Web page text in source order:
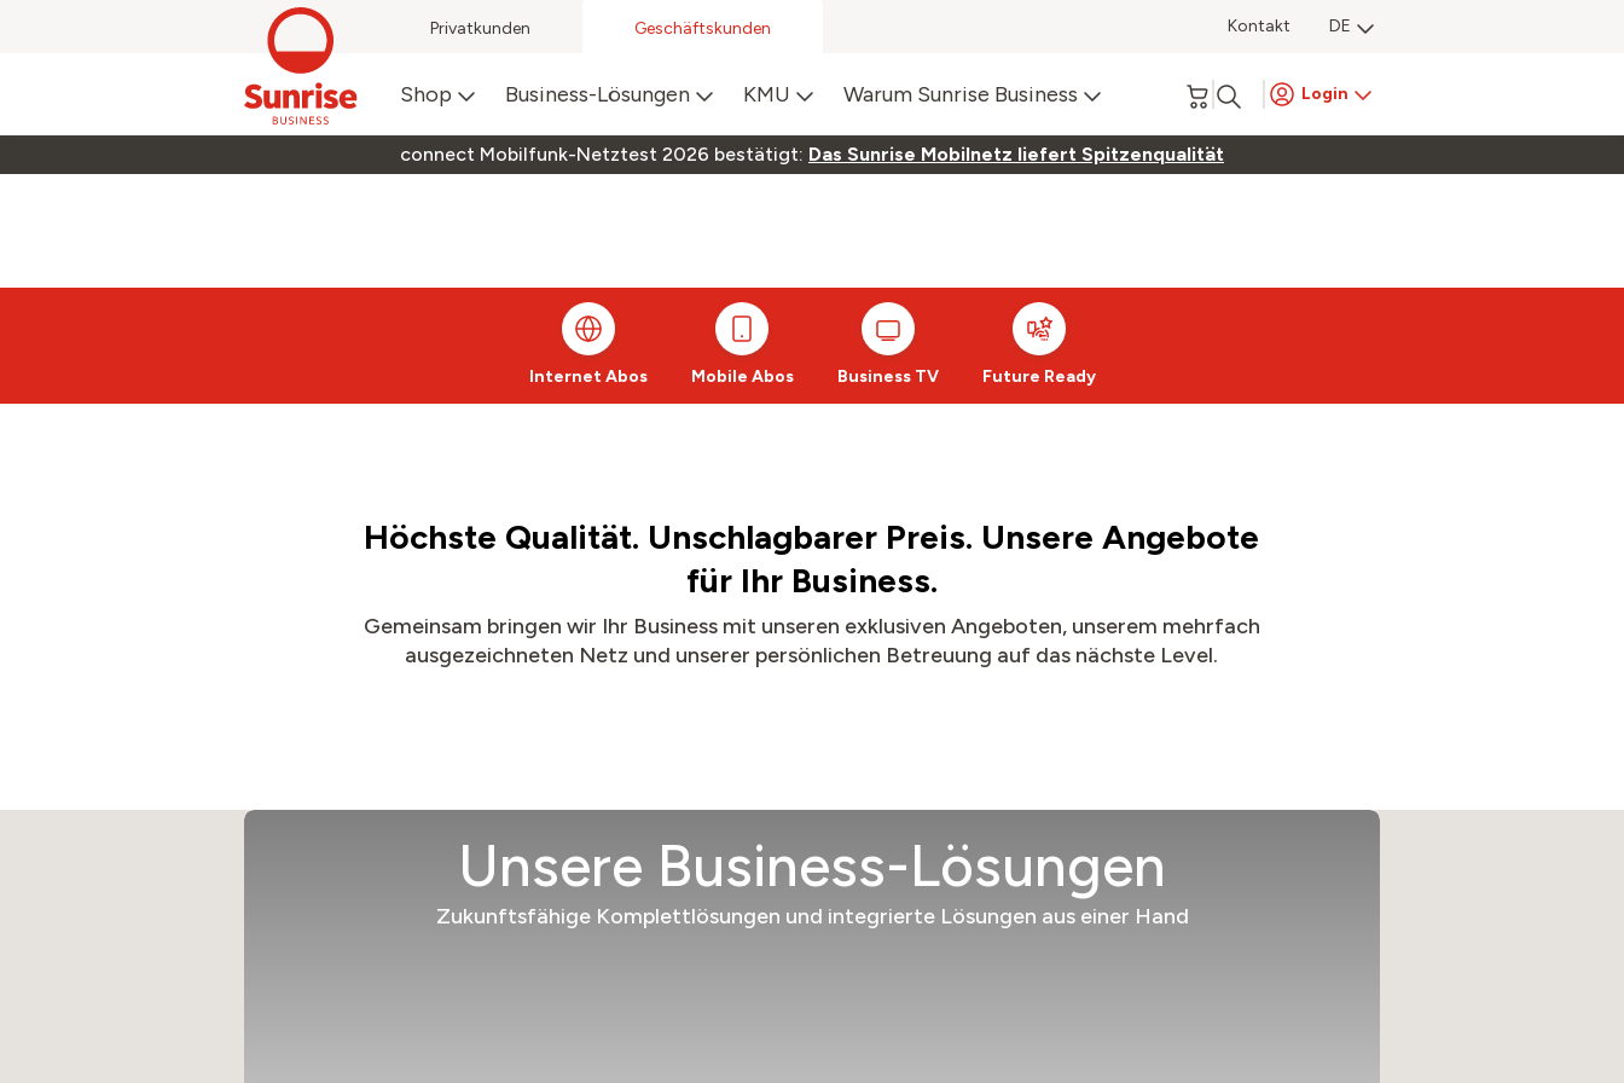
Privatkunden Geschäftskunden Kontakt DE
Shop Business-Lösungen KMU Warum Sunrise Business Login
connect Mobilfunk-Netztest 2026 bestätigt: Das Sunrise Mobilnetz liefert Spitzenqualität
Internet Abos Mobile Abos Business TV Future Ready
Höchste Qualität. Unschlagbarer Preis. Unsere Angebote
für Ihr Business.
Gemeinsam bringen wir Ihr Business mit unseren exklusiven Angeboten, unserem mehrfach
ausgezeichneten Netz und unserer persönlichen Betreuung auf das nächste Level.
Unsere Business-Lösungen
Zukunftsfähige Komplettlösungen und integrierte Lösungen aus einer Hand